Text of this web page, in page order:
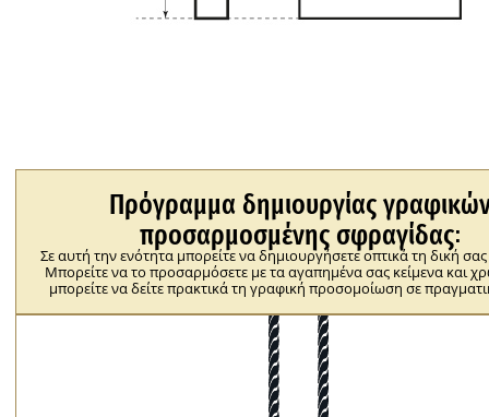
Πρόγραμμα δημιουργίας
προσαρμοσμένης σφραγίδας:
Σε αυτή την ενότητα μπορείτε να δημιουργήσετε οπτικά τη δική
Μπορείτε να το προσαρμόσετε με τα αγαπημένα σας κείμενα και
μπορείτε να δείτε πρακτικά τη γραφική προσομοίωση σε